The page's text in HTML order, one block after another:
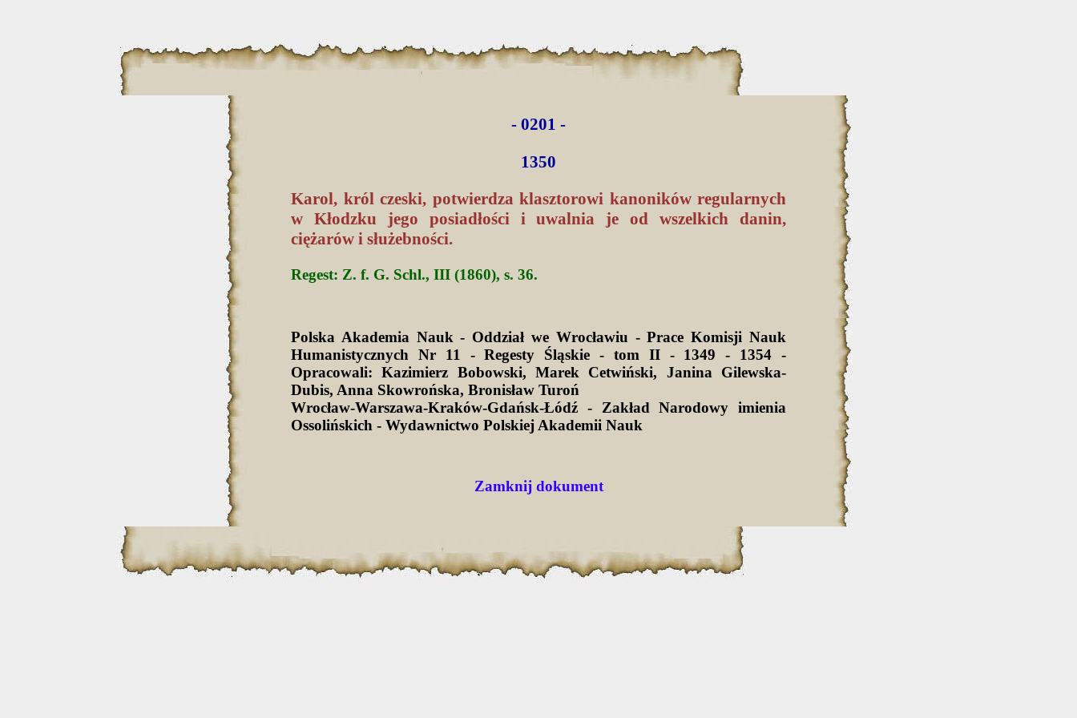
- 0201 -
1350
Karol, król czeski, potwierdza klasztorowi kanoników regularnych
w Kłodzku jego posiadłości i uwalnia je od wszelkich danin,
ciężarów i służebności.
Regest: Z. f. G. Schl., III (1860), s. 36.
Polska Akademia Nauk - Oddział we Wrocławiu - Prace Komisji Nauk
Humanistycznych Nr 11 - Regesty Śląskie - tom II - 1349 - 1354 -
Opracowali: Kazimierz Bobowski, Marek Cetwiński, Janina Gilewska-
Dubis, Anna Skowrońska, Bronisław Turoń
Wrocław-Warszawa-Kraków-Gdańsk-Łódź - Zakład Narodowy imienia
Ossolińskich - Wydawnictwo Polskiej Akademii Nauk
Zamknij dokument